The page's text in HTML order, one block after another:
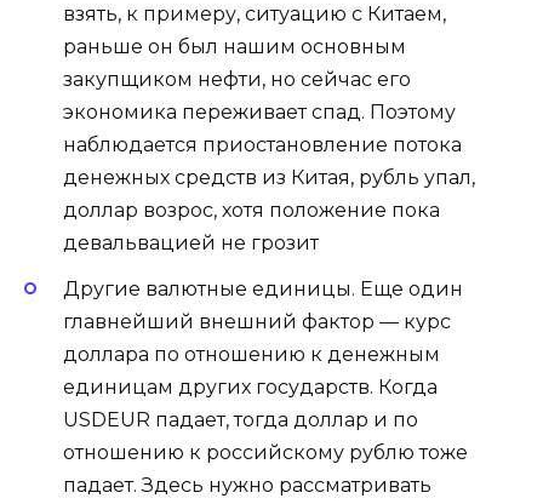
взять, к примеру, ситуацию с Китаем,
раньше он был нашим основным
закупщиком нефти, но сейчас его
экономика переживает спад. Поэтому
наблюдается приостановление потока
денежных средств из Китая, рубль упал,
доллар возрос, хотя положение пока
девальвацией не грозит
Другие валютные единицы. Еще один
главнейший внешний фактор — курс
доллара по отношению к денежным
единицам других государств. Когда
USDEUR падает, тогда доллар и по
отношению к российскому рублю тоже
падает. Здесь нужно рассматривать